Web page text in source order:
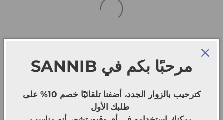
SANNIB
كترحيب بالزوار الجدد، أضفنا تلقائيًا خصم 10% على